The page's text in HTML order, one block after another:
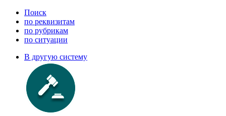
Поиск
по реквизитам
по рубрикам
по ситуации
В другую систему